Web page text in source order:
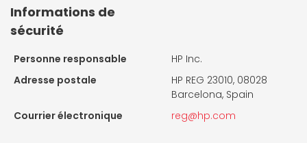
Informations de
sécurité
Personne responsable
HP Inc.
Adresse postale
HP REG 23010, 08028
Barcelona, Spain
Courrier électronique
reg@hp.com